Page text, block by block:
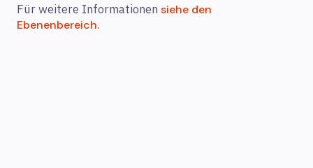
Für weitere Informationen siehe den
Ebenenbereich.